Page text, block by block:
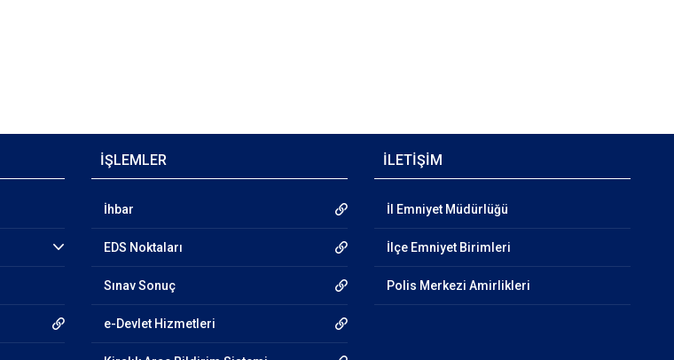
İŞLEMLER
İhbar
EDS Noktaları
Sınav Sonuç
e-Devlet Hizmetleri
İLETİŞİM
İl Emniyet Müdürlüğü
İlçe Emniyet Birimleri
Polis Merkezi Amirlikleri